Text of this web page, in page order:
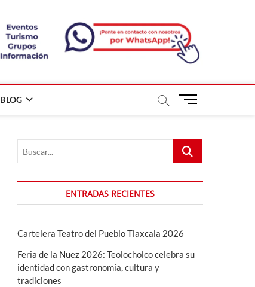
BLOG
B
ó
n
d
e
Buscar...
ENTRADAS RECIENTES
Cartelera Teatro del Pueblo Tlaxcala 2026
Feria de la Nuez 2026: Teolocholco celebra su
identidad con gastronomía, cultura y
tradiciones